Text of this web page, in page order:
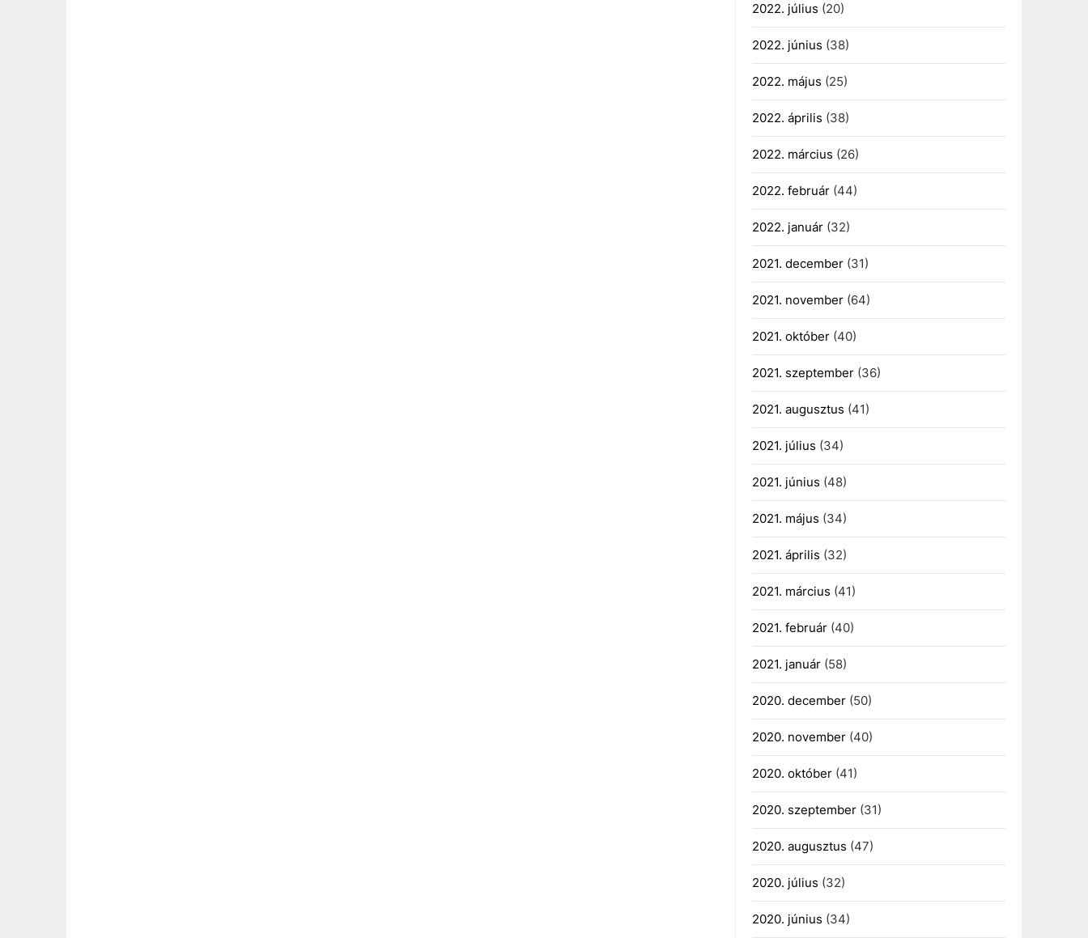
2022. július (20)
2022. június (38)
2022. május (25)
2022. április (38)
2022. március (26)
2022. február(44)
2022. január(32)
2021. december(31)
2021. november(64)
2021. október(40)
2021. szeptember(36)
2021. augusztus (41)
2021. július (34)
2021. június (48)
2021. május (34)
2021. április (32)
2021. március (41)
2021. február(40)
2021. január(58)
2020. december(50)
2020. november(40)
2020. október(41)
2020. szeptember(31)
2020. augusztus (47)
2020. július (32)
2020. június (34)